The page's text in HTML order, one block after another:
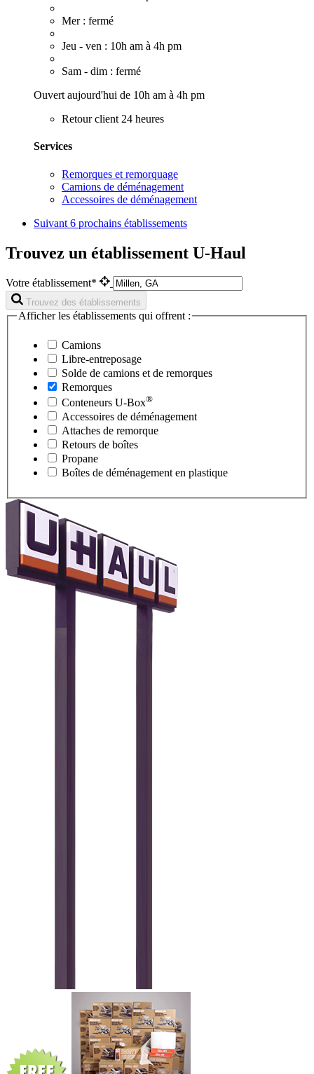
Mer : fermé
Jeu - ven : 10h am à 4h pm
Sam - dim : fermé
Ouvert aujourd'hui de 10h am à 4h pm
Retour client 24 heures
Services
Remorques et remorquage
Camions de déménagement
Accessoires de déménagement
Suivant 6 prochains établissements
Trouvez un établissement U-Haul
Votre établissement*
Trouvez des établissements
Afficher les établissements qui offrent :
Camions
Libre-entreposage
Solde de camions et de remorques
Remorques
Conteneurs U-Box®
Accessoires de déménagement
Attaches de remorque
Retours de boîtes
Propane
Boîtes de déménagement en plastique